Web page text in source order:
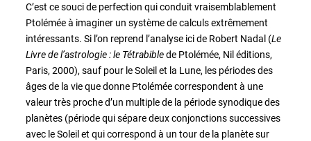
C’est ce souci de perfection qui conduit vraisemblablement
Ptolémée à imaginer un système de calculs extrêmement
intéressants. Si l’on reprend l’analyse ici de Robert Nadal (Le
Livre de l’astrologie : le Tétrabiblede Ptolémée, Nil éditions,
Paris, 2000), sauf pour le Soleil et la Lune, les périodes des
âges de la vie que donne Ptolémée correspondent à une
valeur très proche d’un multiple de la période synodique des
planètes (période qui sépare deux conjonctions successives
avec le Soleil et qui correspond à un tour de la planète sur